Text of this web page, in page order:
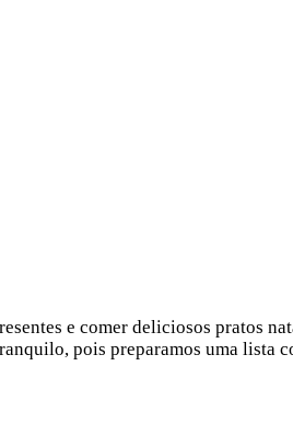
e comer deliciosos pratos
pois preparamos uma lista